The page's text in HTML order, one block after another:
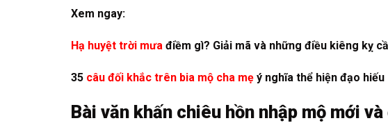
Xem ngay:
Hạ huyệt trời mưa điềm gì? Giải mã và những điều kiêng kỵ
35 câu đối khắc trên bia mộ cha mẹ ý nghĩa thể hiện đạo hiếu
Bài văn khấn chiêu hồn nhập mộ mới